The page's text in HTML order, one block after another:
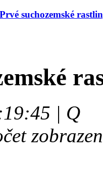
Prvé suchozemské
| Q